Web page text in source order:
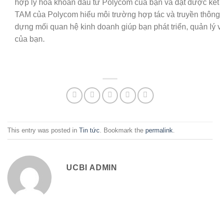
hợp lý hóa khoản đầu tư Polycom của bạn và đạt được
TAM của Polycom hiểu môi trường hợp tác và truyền
dựng mối quan hệ kinh doanh giúp bạn phát triển, quản lý
của bạn.
This entry was posted in Tin tức . Bookmark the permalink
UCBI ADMIN